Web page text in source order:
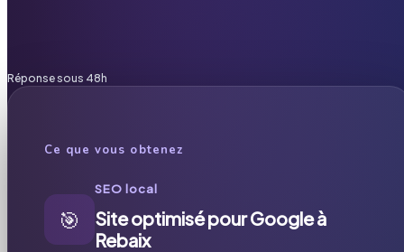
Réponse sous 48h
Ce que vous obtenez
🎯
SEO local
Site optimisé pour Google à
Rebaix